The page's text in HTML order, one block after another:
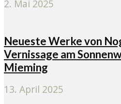
2. Mai 2025
Neueste Werke von
Vernissage am
Mieming
13. April 2025